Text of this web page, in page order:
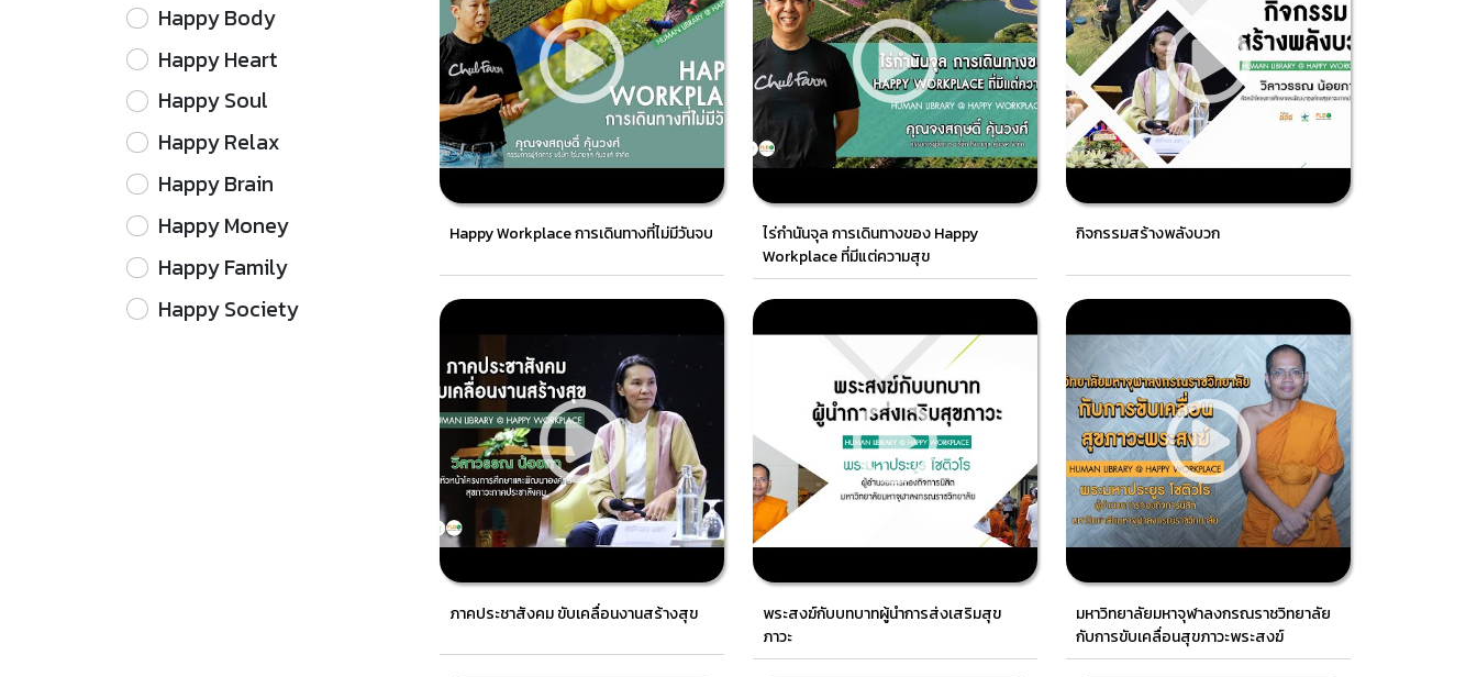
Happy Body
Happy Heart
Happy Soul
Happy Relax
Happy Brain
Happy Money
Happy Family
Happy Society
Happy Workplace การเดินทางที่ไม่มีวันจบ
ไร่กำนันจุล การเดินทางของ Happy
Workplace ที่มีแต่ความสุข
กิจกรรมสร้างพลังบวก
ภาคประชาสังคม ขับเคลื่อนงานสร้างสุข
พระสงฆ์กับบทบาทผู้นำการส่งเสริมสุข
ภาวะ
มหาวิทยาลัยมหาจุฬาลงกรณราชวิทยาลัย
กับการขับเคลื่อนสุขภาวะพระสงฆ์